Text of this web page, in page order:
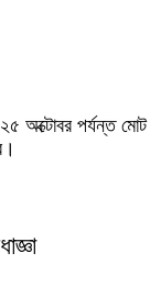
অক্টোবর পর্যন্ত মোট